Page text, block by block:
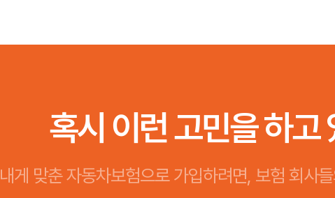
혹시 이런 고민을 하고
내게 맞춘 자동차보험으로 가입하려면, 보험 회사